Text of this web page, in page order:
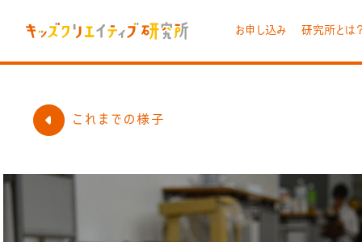
お申し込み 研究所とは
これまでの様子